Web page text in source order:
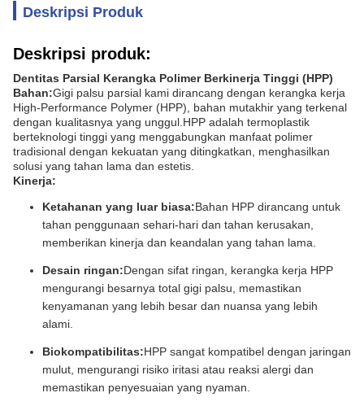
Deskripsi Produk
Deskripsi produk:
Dentitas Parsial Kerangka Polimer Berkinerja Tinggi (HPP)
Bahan:Gigi palsu parsial kami dirancang dengan kerangka kerja
High-Performance Polymer (HPP), bahan mutakhir yang terkenal
dengan kualitasnya yang unggul.HPP adalah termoplastik
berteknologi tinggi yang menggabungkan manfaat polimer
tradisional dengan kekuatan yang ditingkatkan, menghasilkan
solusi yang tahan lama dan estetis.
Kinerja:
Ketahanan yang luar biasa:Bahan HPP dirancang untuk
tahan penggunaan sehari-hari dan tahan kerusakan,
memberikan kinerja dan keandalan yang tahan lama.
Desain ringan:Dengan sifat ringan, kerangka kerja HPP
mengurangi besarnya total gigi palsu, memastikan
kenyamanan yang lebih besar dan nuansa yang lebih
alami.
Biokompatibilitas:HPP sangat kompatibel dengan jaringan
mulut, mengurangi risiko iritasi atau reaksi alergi dan
memastikan penyesuaian yang nyaman.